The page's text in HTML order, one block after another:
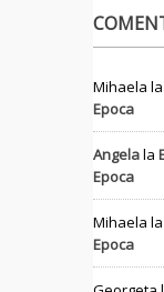
Mihaela la
Epoca
Angelala
Epoca
Mihaela la
Epoca